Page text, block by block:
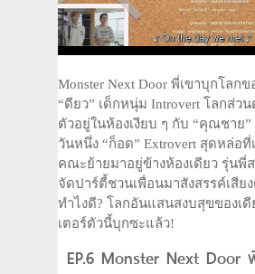
Monster Next Door พี่เขาบุกโลกข
“ดียว” เด็กหนุ่ม Introvert โลกส่ว
ตัวอยู่ในห้องเงียบ ๆ กับ “คุณชาย”
วันหนึ่ง “ก็อด” Extrovert สุดหล่อ
คณะย้ายมาอยู่ข้างห้องเดียว รุ่นพี่
จัดปาร์ตี้ชวนเพื่อนมาสังสรรค์เสีย
ทำไงดี? โลกอันแสนสงบสุขของเดี
เตอร์ตัวนี้บุกซะแล้ว!
EP.6 Monster Next